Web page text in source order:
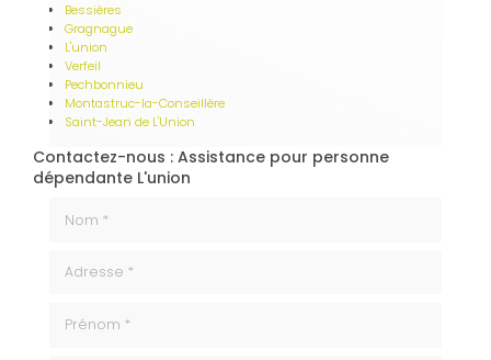
Bessières
Gragnague
L'union
Verfeil
Pechbonnieu
Montastruc-la-Conseillère
Saint-Jean de L'Union
Contactez-nous : Assistance pour personne
dépendante L'union